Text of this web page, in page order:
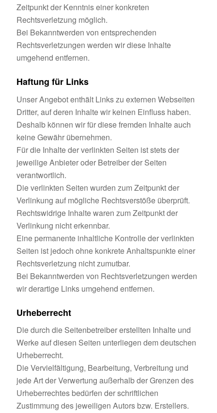
Zeitpunkt der Kenntnis einer konkreten
Rechtsverletzung möglich.
Bei Bekanntwerden von entsprechenden
Rechtsverletzungen werden wir diese Inhalte
umgehend entfernen.
Haftung für Links
Unser Angebot enthält Links zu externen Webseiten
Dritter, auf deren Inhalte wir keinen Einfluss haben.
Deshalb können wir für diese fremden Inhalte auch
keine Gewähr übernehmen.
Für die Inhalte der verlinkten Seiten ist stets der
jeweilige Anbieter oder Betreiber der Seiten
verantwortlich.
Die verlinkten Seiten wurden zum Zeitpunkt der
Verlinkung auf mögliche Rechtsverstöße überprüft.
Rechtswidrige Inhalte waren zum Zeitpunkt der
Verlinkung nicht erkennbar.
Eine permanente inhaltliche Kontrolle der verlinkten
Seiten ist jedoch ohne konkrete Anhaltspunkte einer
Rechtsverletzung nicht zumutbar.
Bei Bekanntwerden von Rechtsverletzungen werden
wir derartige Links umgehend entfernen.
Urheberrecht
Die durch die Seitenbetreiber erstellten Inhalte und
Werke auf diesen Seiten unterliegen dem deutschen
Urheberrecht.
Die Vervielfältigung, Bearbeitung, Verbreitung und
jede Art der Verwertung außerhalb der Grenzen des
Urheberrechtes bedürfen der schriftlichen
Zustimmung des jeweiligen Autors bzw. Erstellers.